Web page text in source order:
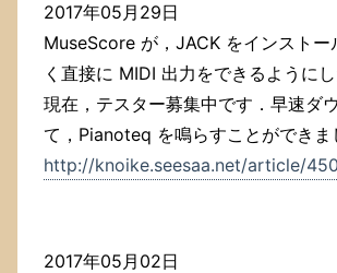
2017年05月29日
MuseScore が，JACK をインストー
く直接に MIDI 出力をできるようにし
現在，テスター募集中です．早速ダ
て，Pianoteq を鳴らすことができま
http://knoike.seesaa.net/article/
2017年05月02日